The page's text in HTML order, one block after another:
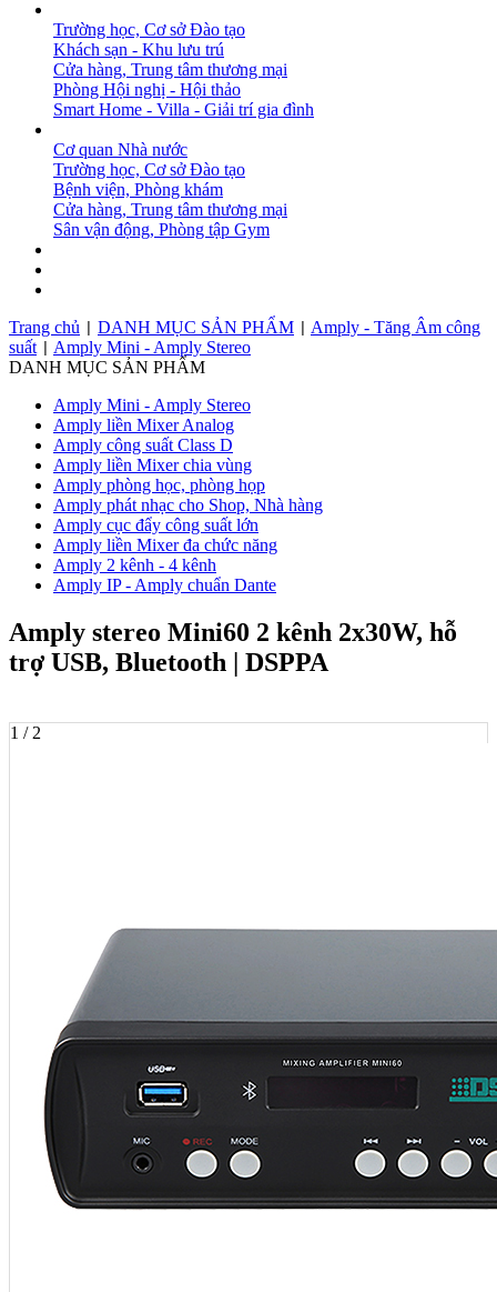
Trường học, Cơ sở Đào tạo
Khách sạn - Khu lưu trú
Cửa hàng, Trung tâm thương mại
Phòng Hội nghị - Hội thảo
Smart Home - Villa - Giải trí gia đình
Cơ quan Nhà nước
Trường học, Cơ sở Đào tạo
Bệnh viện, Phòng khám
Cửa hàng, Trung tâm thương mại
Sân vận động, Phòng tập Gym
Trang chủ
DANH MỤC SẢN PHẨM
Amply - Tăng Âm công
suất
Amply Mini - Amply Stereo
DANH MỤC SẢN PHẨM
Amply Mini - Amply Stereo
Amply liền Mixer Analog
Amply công suất Class D
Amply liền Mixer chia vùng
Amply phòng học, phòng họp
Amply phát nhạc cho Shop, Nhà hàng
Amply cục đẩy công suất lớn
Amply liền Mixer đa chức năng
Amply 2 kênh - 4 kênh
Amply IP - Amply chuẩn Dante
Amply stereo Mini60 2 kênh 2x30W, hỗ
trợ USB, Bluetooth | DSPPA
1 / 2